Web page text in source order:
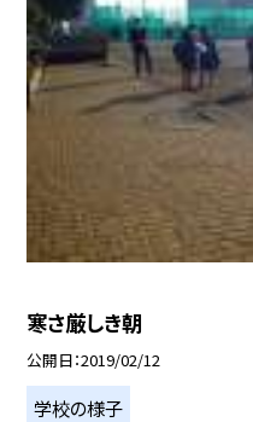
寒さ厳しき朝
公開日 2019/02/12
学校の様子